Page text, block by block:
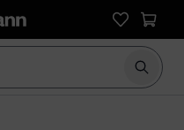
Suche